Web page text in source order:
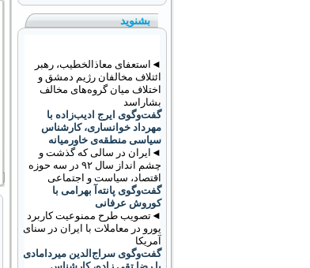
بشنوید
◄استعفای معاذالخطیب، رهبر
ائتلاف مخالفان رژیم دمشق و
اختلاف میان گروه‌های مخالف
بشاراسد
گفت‌وگوی ایرج ادیب‌زاده با
مهرداد خوانساری، کارشناس
سیاسی منطقه‌ی خاورمیانه
◄ایران در سالی که گذشت و
چشم انداز سال ۹۲ در سه حوزه
اقتصاد، سیاست و اجتماعی
گفت‌وگوی پانته‌آ بهرامی با
کوروش عرفانی
◄تصویب طرح ممنوعیت کاربرد
يورو در معاملات با ايران در سنای
آمریکا
گفت‌وگوی سراج‌الدین میردامادی